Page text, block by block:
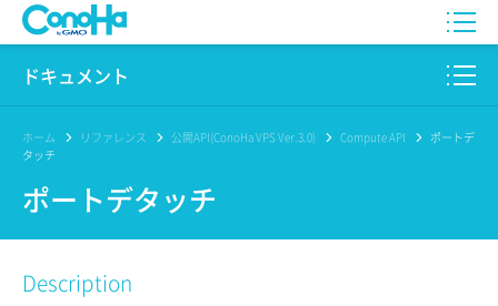
WING
Pencil
ドキュメント
このサイトについて
プロダクト
リファレンス
リリースノート
ホーム リファレンス 公開API(ConoHa VPS Ver.3.0) Compute API
ポートデ
タッチ
ポートデタッチ
Description